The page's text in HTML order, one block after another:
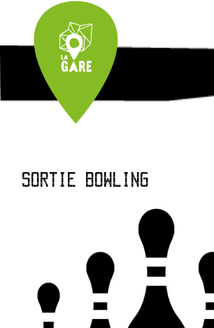
SORTIE BOWLING